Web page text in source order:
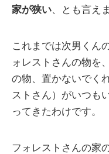
家が狭い、とも言え
これまでは次男くん
ォレストさんの物を
の物、置かないでく
ストさん）がいつも
ってきたわけです。
フォレストさんの家